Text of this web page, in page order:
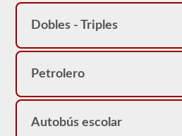
Dobles - Triples
Petrolero
Autobús escolar